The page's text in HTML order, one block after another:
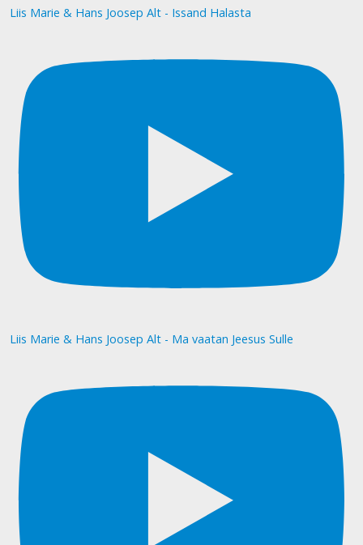
Liis Marie & Hans Joosep Alt - Issand Halasta
Liis Marie & Hans Joosep Alt - Ma vaatan Jeesus Sulle